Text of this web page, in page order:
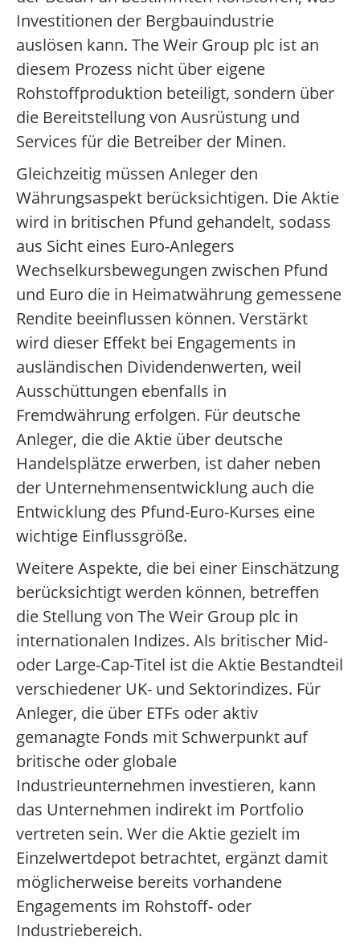
Investitionen der Bergbauindustrie
auslösen kann. The Weir Group plc ist an
diesem Prozess nicht über eigene
Rohstoffproduktion beteiligt, sondern über
die Bereitstellung von Ausrüstung und
Services für die Betreiber der Minen.
Gleichzeitig müssen Anleger den
Währungsaspekt berücksichtigen. Die Aktie
wird in britischen Pfund gehandelt, sodass
aus Sicht eines Euro-Anlegers
Wechselkursbewegungen zwischen Pfund
und Euro die in Heimatwährung gemessene
Rendite beeinflussen können. Verstärkt
wird dieser Effekt bei Engagements in
ausländischen Dividendenwerten, weil
Ausschüttungen ebenfalls in
Fremdwährung erfolgen. Für deutsche
Anleger, die die Aktie über deutsche
Handelsplätze erwerben, ist daher neben
der Unternehmensentwicklung auch die
Entwicklung des Pfund-Euro-Kurses eine
wichtige Einflussgröße.
Weitere Aspekte, die bei einer Einschätzung
berücksichtigt werden können, betreffen
die Stellung von The Weir Group plc in
internationalen Indizes. Als britischer Mid-
oder Large-Cap-Titel ist die Aktie Bestandteil
verschiedener UK- und Sektorindizes. Für
Anleger, die über ETFs oder aktiv
gemanagte Fonds mit Schwerpunkt auf
britische oder globale
Industrieunternehmen investieren, kann
das Unternehmen indirekt im Portfolio
vertreten sein. Wer die Aktie gezielt im
Einzelwertdepot betrachtet, ergänzt damit
möglicherweise bereits vorhandene
Engagements im Rohstoff- oder
Industriebereich.